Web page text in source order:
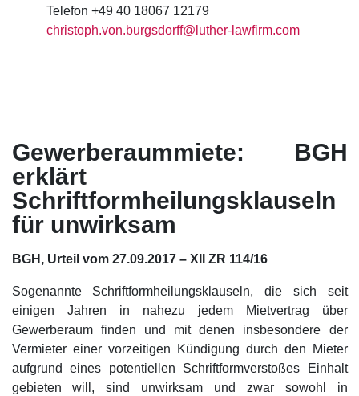
Telefon +49 40 18067 12179
christoph.von.burgsdorff@luther-lawfirm.com
Gewerberaummiete: BGH
erklärt
Schriftformheilungsklauseln
für unwirksam
BGH, Urteil vom 27.09.2017 – XII ZR 114/16
Sogenannte Schriftformheilungsklauseln, die sich seit
einigen Jahren in nahezu jedem Mietvertrag über
Gewerberaum finden und mit denen insbesondere der
Vermieter einer vorzeitigen Kündigung durch den Mieter
aufgrund eines potentiellen Schriftformverstoßes Einhalt
gebieten will, sind unwirksam und zwar sowohl in